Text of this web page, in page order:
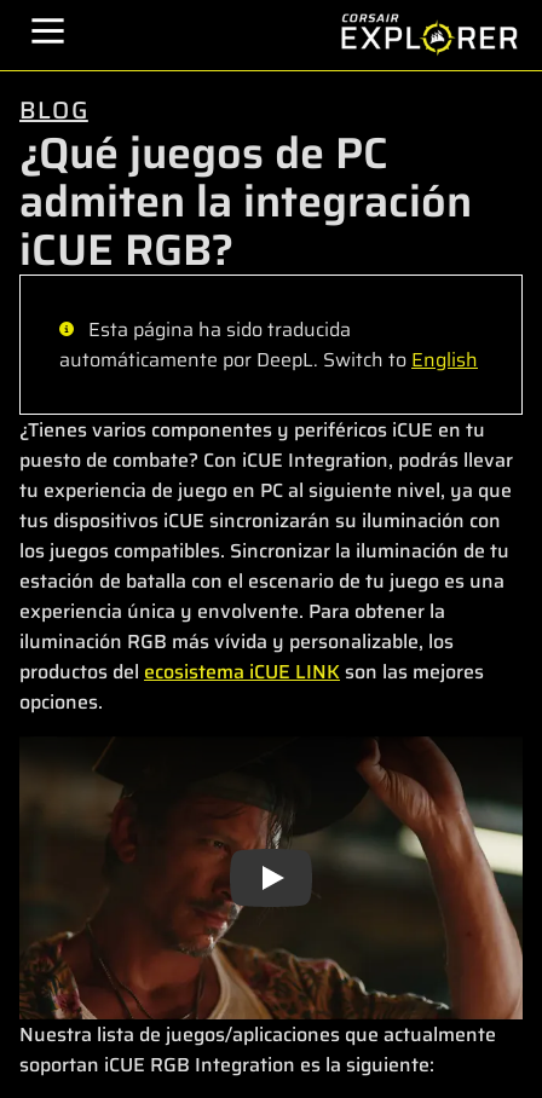
BLOG
¿Qué juegos de PC
admiten la integración
iCUE RGB?
Esta página ha sido traducida
automáticamente por DeepL. Switch toEnglish
¿Tienes varios componentes y periféricos iCUE en tu
puesto de combate? Con iCUE Integration, podrás llevar
tu experiencia de juego en PC al siguiente nivel, ya que
tus dispositivos iCUE sincronizarán su iluminación con
los juegos compatibles. Sincronizar la iluminación de tu
estación de batalla con el escenario de tu juego es una
experiencia única y envolvente. Para obtener la
iluminación RGB más vívida y personalizable, los
productos del ecosistema iCUE LINKson las mejores
opciones.
Play
Nuestra lista de juegos/aplicaciones que actualmente
soportan iCUE RGB Integration es la siguiente: